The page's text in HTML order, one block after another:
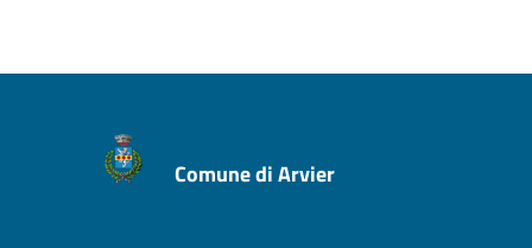
Comune di Arvier